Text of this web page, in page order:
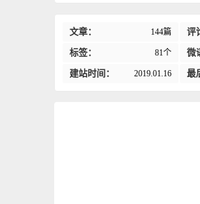
文章： 144篇 评
标签： 81个 微
建站时间： 2019.01.16 最